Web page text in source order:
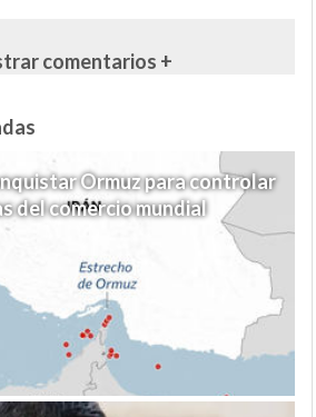
comentarios +
Ormuz para controlar
del comercio mundial